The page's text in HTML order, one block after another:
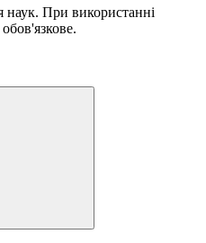
наук. При використанні